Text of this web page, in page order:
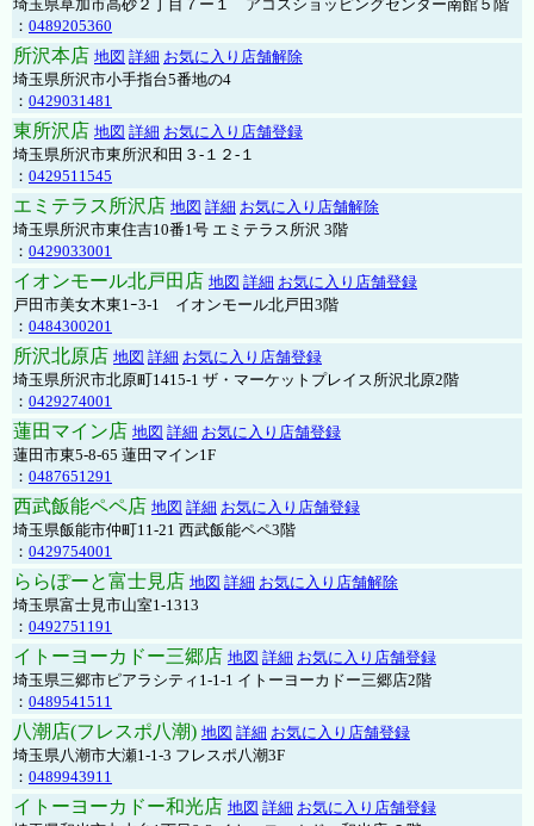
埼玉県草加市高砂２丁目７ー１ アコスショッピングセンター南館５階
： 0489205360
所沢本店 地図 詳細 お気に入り店舗解除
埼玉県所沢市小手指台5番地の4
： 0429031481
東所沢店 地図 詳細 お気に入り店舗登録
埼玉県所沢市東所沢和田３-１２-１
： 0429511545
エミテラス所沢店 地図 詳細 お気に入り店舗解除
埼玉県所沢市東住吉10番1号 エミテラス所沢 3階
： 0429033001
イオンモール北戸田店 地図 詳細 お気に入り店舗登録
戸田市美女木東1ｰ3‐1 イオンモール北戸田3階
： 0484300201
所沢北原店 地図 詳細 お気に入り店舗登録
埼玉県所沢市北原町1415-1 ザ・マーケットプレイス所沢北原2階
： 0429274001
蓮田マイン店 地図 詳細 お気に入り店舗登録
蓮田市東5-8-65 蓮田マイン1F
： 0487651291
西武飯能ペペ店 地図 詳細 お気に入り店舗登録
埼玉県飯能市仲町11-21 西武飯能ペペ3階
： 0429754001
ららぽーと富士見店 地図 詳細 お気に入り店舗解除
埼玉県富士見市山室1-1313
： 0492751191
イトーヨーカドー三郷店 地図 詳細 お気に入り店舗登録
埼玉県三郷市ピアラシティ1-1-1 イトーヨーカドー三郷店2階
： 0489541511
八潮店(フレスポ八潮) 地図 詳細 お気に入り店舗登録
埼玉県八潮市大瀬1-1-3 フレスポ八潮3F
： 0489943911
イトーヨーカドー和光店 地図 詳細 お気に入り店舗登録